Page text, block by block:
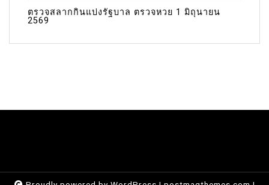
ตรวจสลากกินแบ่งรัฐบาล ตรวจหวย 1 มิถุนายน
2569